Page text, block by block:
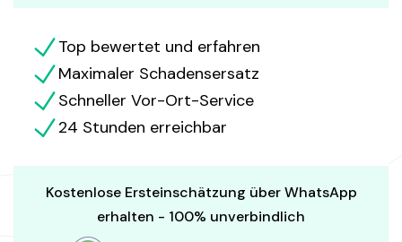
Top bewertet und erfahren
Maximaler Schadensersatz
Schneller Vor-Ort-Service
24 Stunden erreichbar
Kostenlose Ersteinschätzung über WhatsApp
erhalten - 100% unverbindlich